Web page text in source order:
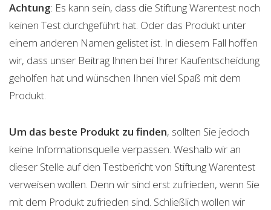
Achtung: Es kann sein, dass die Stiftung Warentest noch
keinen Test durchgeführt hat. Oder das Produkt unter
einem anderen Namen gelistet ist. In diesem Fall hoffen
wir, dass unser Beitrag Ihnen bei Ihrer Kaufentscheidung
geholfen hat und wünschen Ihnen viel Spaß mit dem
Produkt.
Um das beste Produkt zu finden, sollten Sie jedoch
keine Informationsquelle verpassen. Weshalb wir an
dieser Stelle auf den Testbericht von Stiftung Warentest
verweisen wollen. Denn wir sind erst zufrieden, wenn Sie
mit dem Produkt zufrieden sind. Schließlich wollen wir